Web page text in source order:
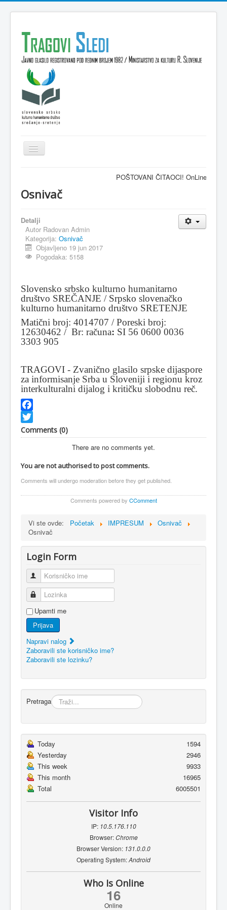
Isključi
navigaciju
VESTI
INTERVJU
MAGAZIN
FELJTON
PISMA ČITALACA
IMPRESUM
POŠTOVANI ČITAOCI! OnLine
Osnivač
Detalji
Autor Radovan Admin
Kategorija: Osnivač
Objavljeno 19 jun 2017
Pogodaka: 5158
Slovensko srbsko kulturno humanitarno
društvo SREČANJE / Srpsko slovenačko
kulturno humanitarno društvo SRETENJE
Matični broj: 4014707 / Poreski broj:
12630462 / Br: računa: SI 56 0600 0036
3303 905
TRAGOVI - Zvanično glasilo srpske dijaspore
za informisanje Srba u Sloveniji i regionu kroz
interkulturalni dijalog i kritičku slobodnu reč.
Facebook
Twitter
Comments (0)
There are no comments yet.
You are not authorised to post comments.
Comments will undergo moderation before they get published.
Comments powered by CComment
Vi ste ovde: Početak IMPRESUM
Osnivač
Osnivač
Login Form
Korisničko ime
Lozinka
Upamti me
Prijava
Napravi nalog
Zaboravili ste korisničko ime?
Zaboravili ste lozinku?
Pretraga
Today
1594
Yesterday
2946
This week
9933
This month
16965
Total
6005501
Visitor Info
IP: 10.5.176.110
Browser:Chrome
Browser Version: 131.0.0.0
Operating System:Android
Who Is Online
16
Online